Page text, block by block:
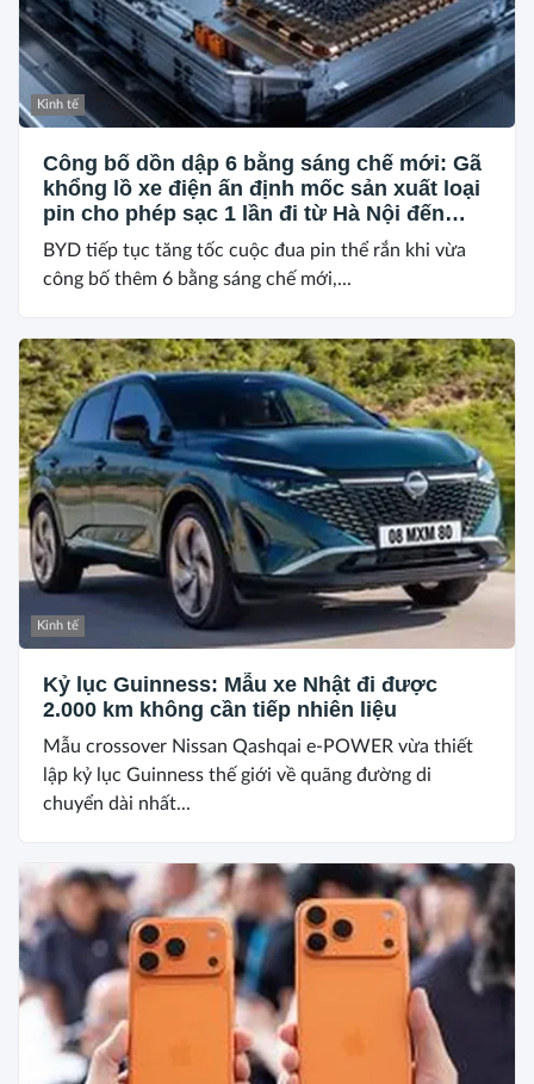
Kinh tế
Công bố dồn dập 6 bằng sáng chế mới: Gã
khổng lồ xe điện ấn định mốc sản xuất loại
pin cho phép sạc 1 lần đi từ Hà Nội đến
TP.HCM
BYD tiếp tục tăng tốc cuộc đua pin thể rắn khi vừa
công bố thêm 6 bằng sáng chế mới,...
Kinh tế
Kỷ lục Guinness: Mẫu xe Nhật đi được
2.000 km không cần tiếp nhiên liệu
Mẫu crossover Nissan Qashqai e-POWER vừa thiết
lập kỷ lục Guinness thế giới về quãng đường di
chuyển dài nhất...